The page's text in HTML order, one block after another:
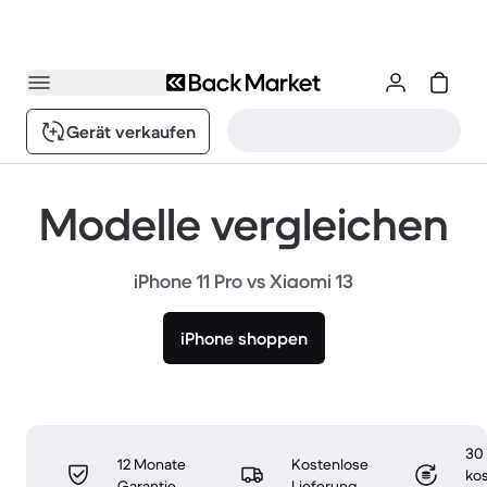
Gerät verkaufen
Modelle vergleichen
iPhone 11 Pro vs Xiaomi 13
iPhone shoppen
12 Monate
Kostenlose
30